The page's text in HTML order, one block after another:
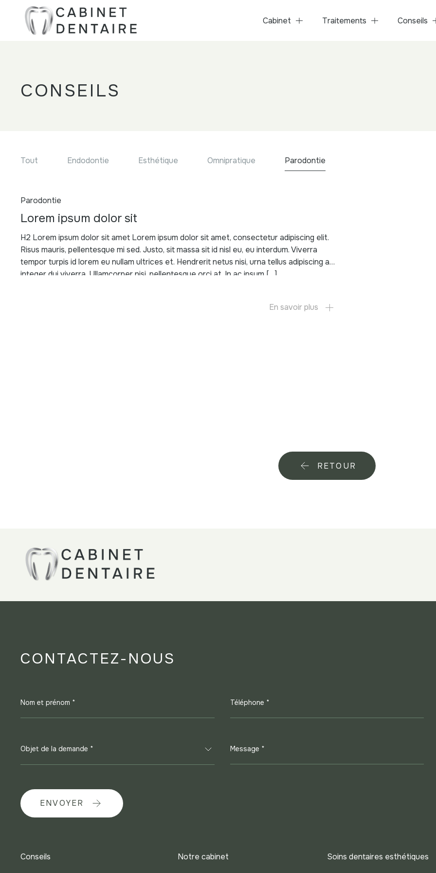
Cabinet Traitements Conseils
CONSEILS
Tout Endodontie Esthétique Omnipratique Parodontie
Parodontie
Lorem ipsum dolor sit
H2 Lorem ipsum dolor sit amet Lorem ipsum dolor sit amet, consectetur adipiscing elit.
Risus mauris, pellentesque mi sed. Justo, sit massa sit id nisl eu, eu interdum. Viverra
tempor turpis id lorem eu nullam ultrices et. Hendrerit netus nisi, urna tellus adipiscing ac,
integer dui viverra. Ullamcorper nisi, pellentesque orci at. In ac ipsum […]
En savoir plus
RETOUR
CONTACTEZ-NOUS
Nom et prénom * Téléphone *
Objet de la demande * Message *
ENVOYER
Conseils Notre cabinet Soins dentaires esthétiques